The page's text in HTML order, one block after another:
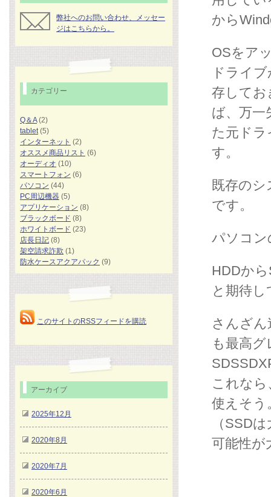
から
OSをア
ドライ
存してお
ば、万一
た元ドラ
す。
既存の
です。
パソコン
HDDか
と期待
さんざ
も最高
これなら
使えそう
（SSD
可能性が
弊社へのお問い合わせ、メッセー
ジはこちらから。
カテゴリー
Q＆A(2)
tablet(5)
インターネット (2)
オススメ商品リスト (6)
オーディオ (10)
スマートフォン (6)
パソコン (44)
PC周辺機器 (5)
アプリケーション (8)
ブラックボード (8)
ホワイトボード (23)
店長日記 (8)
架空請求詐欺 (1)
防水ケースアクアパック (9)
このサイトのRSSフィードを購読
アーカイブ
2025年12月
2020年8月
2020年7月
2020年6月